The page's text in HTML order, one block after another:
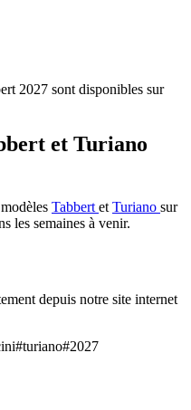
2027 sont disponibles sur
et Turiano
Tabbert et Turiano sur
les semaines à venir.
depuis notre site internet
#turiano#2027